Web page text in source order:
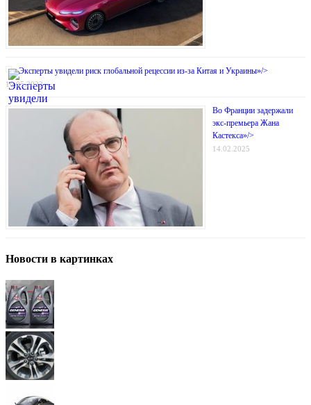
Эксперты увидели риск глобальной рецессии из-за Китая и Украины»/>
16.05.2022
Во Франции задержали
экс-премьера Жана
Кастекса»/>
14.02.2025
Новости в картинках